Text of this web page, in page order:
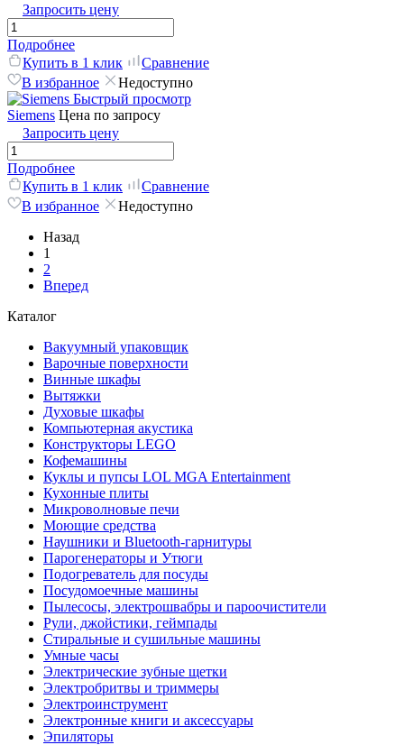
Запросить цену
Подробнее
Купить в 1 клик
Сравнение
В избранное
Недоступно
Быстрый просмотр
Siemens Цена по запросу
Запросить цену
Подробнее
Купить в 1 клик
Сравнение
В избранное
Недоступно
Назад
1
2
Вперед
Каталог
Вакуумный упаковщик
Варочные поверхности
Винные шкафы
Вытяжки
Духовые шкафы
Компьютерная акустика
Конструкторы LEGO
Кофемашины
Куклы и пупсы LOL MGA Entertainment
Кухонные плиты
Микроволновые печи
Моющие средства
Наушники и Bluetooth-гарнитуры
Парогенераторы и Утюги
Подогреватель для посуды
Посудомоечные машины
Пылесосы, электрошвабры и пароочистители
Рули, джойстики, геймпады
Стиральные и сушильные машины
Умные часы
Электрические зубные щетки
Электробритвы и триммеры
Электроинструмент
Электронные книги и аксессуары
Эпиляторы